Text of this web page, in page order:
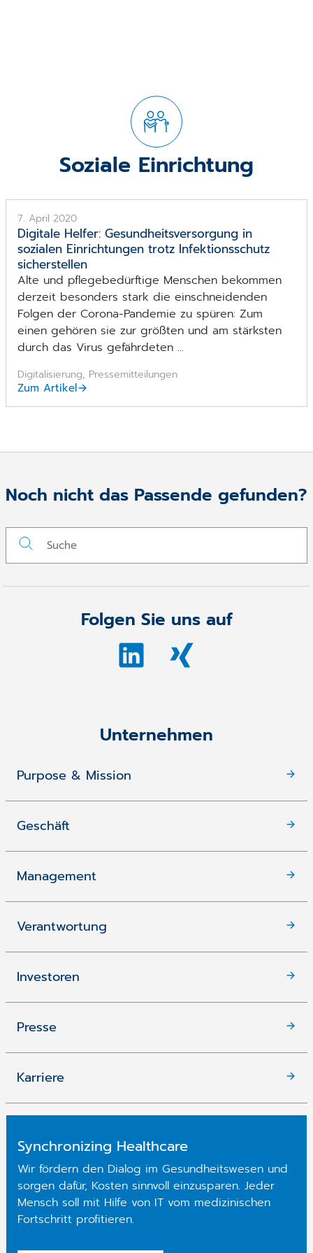
Soziale Einrichtung
7. April 2020
Digitale Helfer: Gesundheits­versorgung in
sozialen Einrichtungen trotz Infektions­schutz
sicherstellen
Alte und pflegebedürftige Menschen bekommen
derzeit besonders stark die einschneidenden
Folgen der Corona-Pandemie zu spüren: Zum
einen gehören sie zur größten und am stärksten
durch das Virus gefährdeten ...
Digitalisierung, Pressemitteilungen
Zum Artikel
Noch nicht das Passende gefunden?
Folgen Sie uns auf
Unternehmen
Purpose & Mission
Geschäft
Management
Verantwortung
Investoren
Presse
Karriere
Synchronizing Healthcare
Wir fördern den Dialog im Gesundheitswesen und
sorgen dafür, Kosten sinnvoll einzusparen. Jeder
Mensch soll mit Hilfe von IT vom medizinischen
Fortschritt profitieren.